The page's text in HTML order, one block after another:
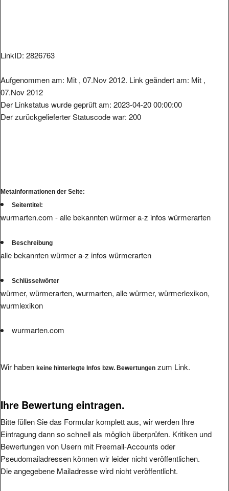
LinkID: 2826763
Aufgenommen am: Mit , 07.Nov 2012. Link geändert am: Mit ,
07.Nov 2012
Der Linkstatus wurde geprüft am: 2023-04-20 00:00:00
Der zurückgelieferter Statuscode war: 200
Metainformationen der Seite:
Seitentitel:
wurmarten.com - alle bekannten würmer a-z infos würmerarten
Beschreibung
alle bekannten würmer a-z infos würmerarten
Schlüsselwörter
würmer, würmerarten, wurmarten, alle würmer, würmerlexikon,
wurmlexikon
wurmarten.com
Wir haben keine hinterlegte Infos bzw. Bewertungen zum Link.
Ihre Bewertung eintragen.
Bitte füllen Sie das Formular komplett aus, wir werden Ihre
Eintragung dann so schnell als möglich überprüfen. Kritiken und
Bewertungen von Usern mit Freemail-Accounts oder
Pseudomailadressen können wir leider nicht veröffentlichen.
Die angegebene Mailadresse wird nicht veröffentlicht.